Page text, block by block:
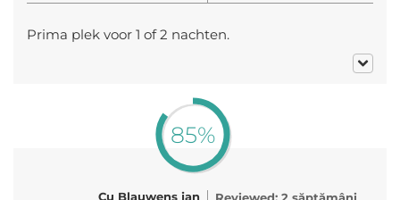
Prima plek voor 1 of 2 nachten.
85%
Cu Blauwens jan